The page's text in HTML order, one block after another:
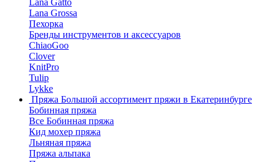
Lana Grossa
Пехорка
Бренды инструментов и аксессуаров
ChiaoGoo
Clover
KnitPro
Tulip
Lykke
Пряжа Большой ассортимент пряжи в Екатеринбурге
Бобинная пряжа
Все Бобинная пряжа
Кид мохер пряжа
Льняная пряжа
Пряжа альпака